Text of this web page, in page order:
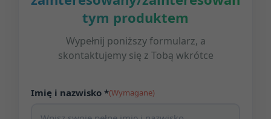
tym produktem
Wypełnij poniższy formularz, a
skontaktujemy się z Tobą wkrótce
Imię i nazwisko *(Wymagane)